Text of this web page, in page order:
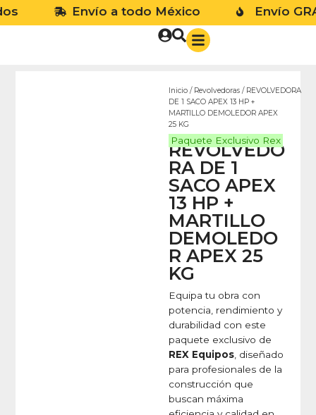
Envío a todo México Envío
Inicio/ Revolvedoras/ REVOLVEDORA
DE 1 SACO APEX 13 HP +
MARTILLO DEMOLEDOR APEX
25 KG
Paquete Exclusivo Rex
REVOLVEDO
RA DE 1
SACO APEX
13 HP +
MARTILLO
DEMOLEDO
R APEX 25
KG
Equipa tu obra con
potencia, rendimiento y
durabilidad con este
paquete exclusivo de
REX Equipos, diseñado
para profesionales de la
construcción que
buscan máxima